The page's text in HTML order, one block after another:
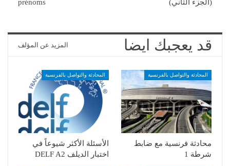
(الجزء الثاني)
prénoms
قد يعجبك ايضا المزيد عن المؤلف
المحادثة والتواصل بالفرنسية
محادثة فرنسية مع ضابط
شرطة 1
المحادثة والتواصل بالفرنسية
الأسئلة الأكثر شيوعاً في
اختبار الديلف DELF A2